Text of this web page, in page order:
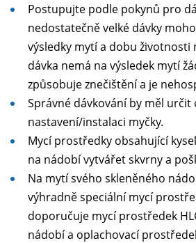
Postupujte podle pokynů pro
nedostatečně velké dávky
výsledky mytí a dobu životnosti
dávka nemá na výsledek mytí
způsobuje znečištění a je
Správné dávkování by měl
nastavení/instalaci myčky.
Mycí prostředky obsahující
na nádobí vytvářet skvrny a
Na mytí svého skleněného
výhradně speciální mycí
doporučuje mycí prostředek
nádobí a oplachovací